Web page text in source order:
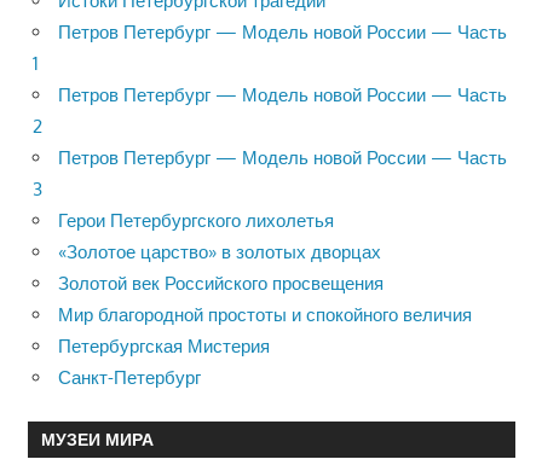
Петров Петербург — Модель новой России — Часть
1
Петров Петербург — Модель новой России — Часть
2
Петров Петербург — Модель новой России — Часть
3
Герои Петербургского лихолетья
«Золотое царство» в золотых дворцах
Золотой век Российского просвещения
Мир благородной простоты и спокойного величия
Петербургская Мистерия
Санкт-Петербург
МУЗЕИ МИРА